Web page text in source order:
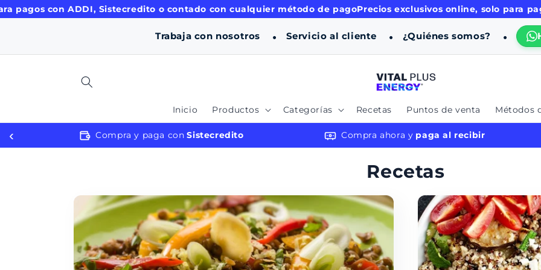
ament
e al
con ADDI, Sistecredito o contado con cualquier método de pago Precios exclusivos online, solo para
Trabaja con nosotros Servicio al cliente ¿Quiénes somos?
Inicio Productos Categorías Recetas Puntos de venta Métodos
‹ Compra y paga con Sistecredito Compra ahora y paga al recibir
Recetas